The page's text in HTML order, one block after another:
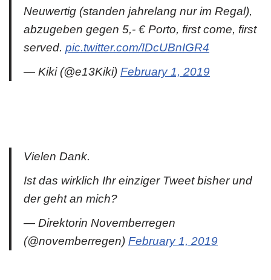
Neuwertig (standen jahrelang nur im Regal),
abzugeben gegen 5,- € Porto, first come, first
served. pic.twitter.com/IDcUBnIGR4
— Kiki (@e13Kiki) February 1, 2019
Vielen Dank.
Ist das wirklich Ihr einziger Tweet bisher und
der geht an mich?
— Direktorin Novemberregen
(@novemberregen) February 1, 2019